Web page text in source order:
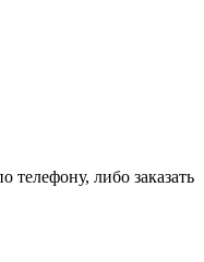
либо заказать